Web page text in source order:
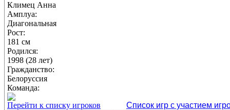
Климец Анна
Амплуа:
Диагональная
Рост:
181 см
Родился:
1998 (28 лет)
Гражданство:
Белоруссия
Команда:
Перейти к списку игроков
Список игр с участием